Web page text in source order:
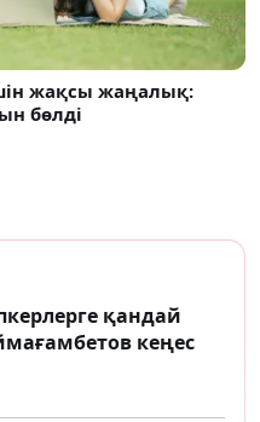
жақсы жаңалық:
бөлді
қандай
кеңес